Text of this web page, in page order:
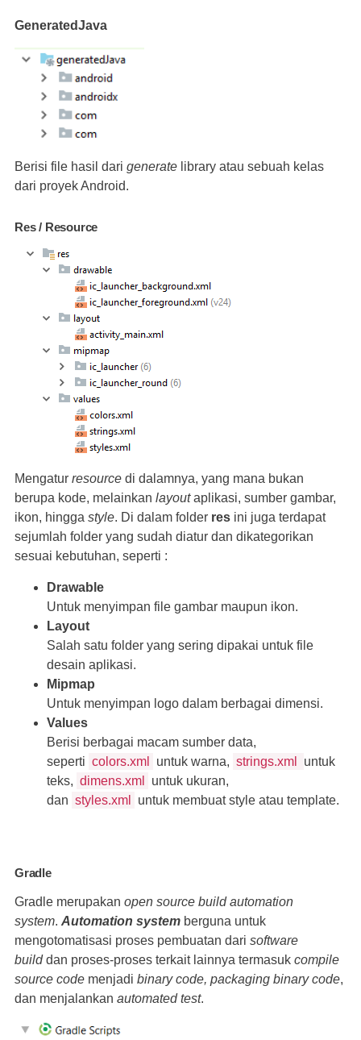
GeneratedJava
Berisi file hasil dari generate library atau sebuah kelas
dari proyek Android.
Res / Resource
Mengatur resource di dalamnya, yang mana bukan
berupa kode, melainkan layoutaplikasi, sumber gambar,
ikon, hingga style. Di dalam folder res ini juga terdapat
sejumlah folder yang sudah diatur dan dikategorikan
sesuai kebutuhan, seperti :
Drawable
Untuk menyimpan file gambar maupun ikon.
Layout
Salah satu folder yang sering dipakai untuk file
desain aplikasi.
Mipmap
Untuk menyimpan logo dalam berbagai dimensi.
Values
Berisi berbagai macam sumber data,
seperti colors.xml untuk warna, strings.xml
untuk
teks, dimens.xml
untuk ukuran,
dan styles.xml untuk membuat style atau template.
Gradle
Gradle merupakan open source build automation
system. Automation system berguna untuk
mengotomatisasi proses pembuatan dari software
builddan proses-proses terkait lainnya termasuk compile
source code menjadi binary code, packaging binary code,
dan menjalankan automated test.